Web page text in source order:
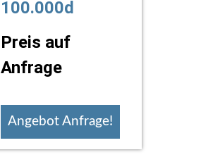
100.000d
Preis auf
Anfrage
Angebot Anfrage!